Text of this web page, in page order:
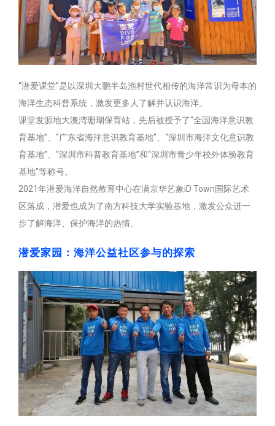
“潜爱课堂”是以深圳大鹏半岛渔村世代相传的海洋常识为母本的
海洋生态科普系统，激发更多人了解并认识海洋。
课堂发源地大澳湾珊瑚保育站，先后被授予了“全国海洋意识教
育基地”、“广东省海洋意识教育基地”、“深圳市海洋文化意识教
育基地”、“深圳市科普教育基地”和“深圳市青少年校外体验教育
基地”等称号。
2021年潜爱海洋自然教育中心在满京华艺象iD Town国际艺术
区落成，潜爱也成为了南方科技大学实验基地，激发公众进一
步了解海洋、保护海洋的热情。
潜爱家园：海洋公益社区参与的探索